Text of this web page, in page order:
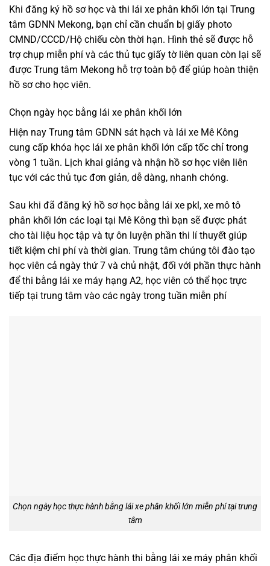
Khi đăng ký hồ sơ học và thi lái xe phân khối lớn tại Trung
tâm GDNN Mekong, bạn chỉ cần chuẩn bị giấy photo
CMND/CCCD/Hộ chiếu còn thời hạn. Hình thẻ sẽ được hỗ
trợ chụp miễn phí và các thủ tục giấy tờ liên quan còn lại sẽ
được Trung tâm Mekong hỗ trợ toàn bộ để giúp hoàn thiện
hồ sơ cho học viên.
Chọn ngày học bằng lái xe phân khối lớn
Hiện nay Trung tâm GDNN sát hạch và lái xe Mê Kông
cung cấp khóa học lái xe phân khối lớn cấp tốc chỉ trong
vòng 1 tuần. Lịch khai giảng và nhận hồ sơ học viên liên
tục với các thủ tục đơn giản, dễ dàng, nhanh chóng.
Sau khi đã đăng ký hồ sơ học bằng lái xe pkl, xe mô tô
phân khối lớn các loại tại Mê Kông thì bạn sẽ được phát
cho tài liệu học tập và tự ôn luyện phần thi lí thuyết giúp
tiết kiệm chi phí và thời gian. Trung tâm chúng tôi đào tạo
học viên cả ngày thứ 7 và chủ nhật, đối với phần thực hành
để thi bằng lái xe máy hạng A2, học viên có thể học trực
tiếp tại trung tâm vào các ngày trong tuần miễn phí
Chọn ngày học thực hành bằng lái xe phân khối lớn miễn phí tại trung
tâm
Các địa điểm học thực hành thi bằng lái xe máy phân khối